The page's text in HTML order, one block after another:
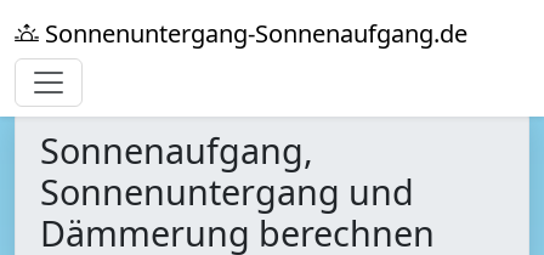
Sonnenuntergang-Sonnenaufgang.de
Sonnenaufgang,
Sonnenuntergang und
Dämmerung berechnen